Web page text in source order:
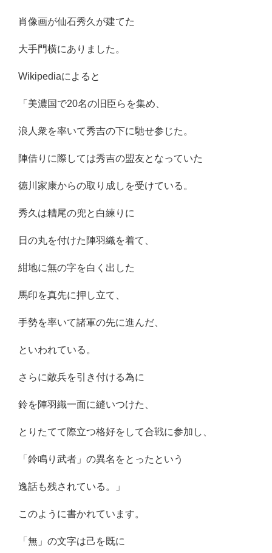
肖像画が仙石秀久が建てた
大手門横にありました。
Wikipediaによると
「美濃国で20名の旧臣らを集め、
浪人衆を率いて秀吉の下に馳せ参じた。
陣借りに際しては秀吉の盟友となっていた
徳川家康からの取り成しを受けている。
秀久は糟尾の兜と白練りに
日の丸を付けた陣羽織を着て、
紺地に無の字を白く出した
馬印を真先に押し立て、
手勢を率いて諸軍の先に進んだ、
といわれている。
さらに敵兵を引き付ける為に
鈴を陣羽織一面に縫いつけた、
とりたてて際立つ格好をして合戦に参加し、
「鈴鳴り武者」の異名をとったという
逸話も残されている。」
このように書かれています。
「無」の文字は己を既に